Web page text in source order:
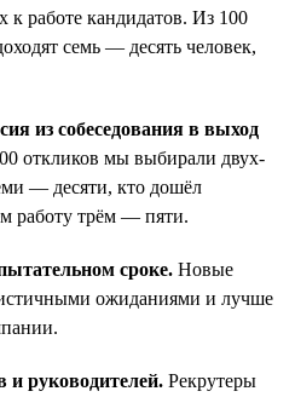
к работе кандидатов. Из 100
семь — десять человек,
из собеседования в выход
откликов мы выбирали двух-
— десяти, кто дошёл
работу трём — пяти.
сроке. Новые
ожиданиями и лучше
и руководителей. Рекрутеры